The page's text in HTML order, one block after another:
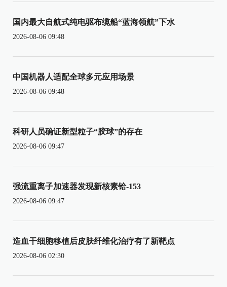
国内最大自航式纯电驱布缆船“蓝海领航”下水
2026-08-06 09:48
中国机器人适配全球多元应用场景
2026-08-06 09:48
科研人员确证新型粒子“胶球”的存在
2026-08-06 09:47
强流重离子加速器发现新核素铪-153
2026-08-06 09:47
造血干细胞移植后皮肤纤维化治疗有了新靶点
2026-08-06 02:30